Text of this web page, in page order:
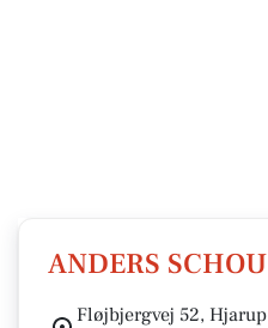
ANDERS SCHOU
Fløjbjergvej 52, Hjarup